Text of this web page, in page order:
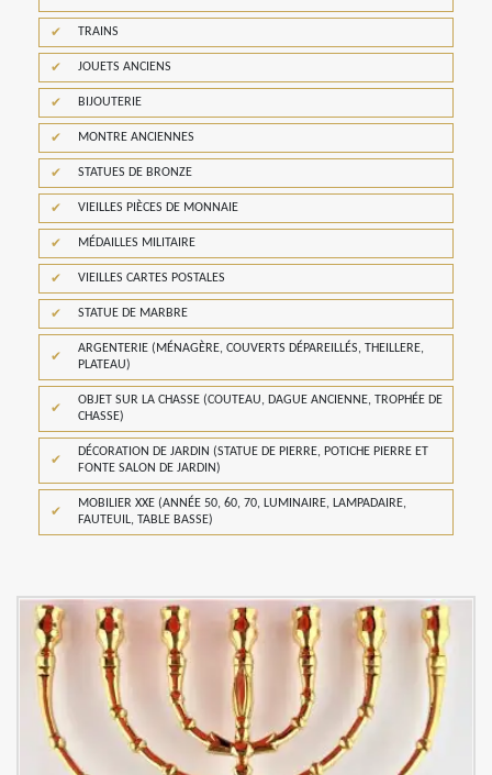
TRAINS
JOUETS ANCIENS
BIJOUTERIE
MONTRE ANCIENNES
STATUES DE BRONZE
VIEILLES PIÈCES DE MONNAIE
MÉDAILLES MILITAIRE
VIEILLES CARTES POSTALES
STATUE DE MARBRE
ARGENTERIE (MÉNAGÈRE, COUVERTS DÉPAREILLÉS, THEILLERE,
PLATEAU)
OBJET SUR LA CHASSE (COUTEAU, DAGUE ANCIENNE, TROPHÉE DE
CHASSE)
DÉCORATION DE JARDIN (STATUE DE PIERRE, POTICHE PIERRE ET
FONTE SALON DE JARDIN)
MOBILIER XXE (ANNÉE 50, 60, 70, LUMINAIRE, LAMPADAIRE,
FAUTEUIL, TABLE BASSE)